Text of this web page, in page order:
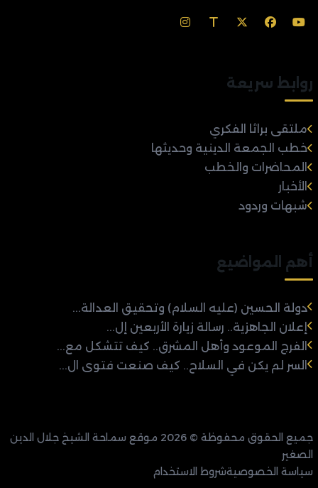
روابط سريعة
ملتقى براثا الفكري
خطب الجمعة الدينية وحديثها
المحاضرات والخطب
الأخبار
شبهات وردود
أهم المواضيع
دولة الحسين (عليه السلام) وتحقيق العدالة...
إعلان الجاهزية.. رسالة زيارة الأربعين إل...
الفرج الموعود وأهل المشرق.. كيف تتشكل مع...
السر لم يكن في السلاح.. كيف صنعت فتوى ال...
جميع الحقوق محفوظة © 2026 موقع سماحة الشيخ جلال الدين
الصغير
سياسة الخصوصيةشروط الاستخدام